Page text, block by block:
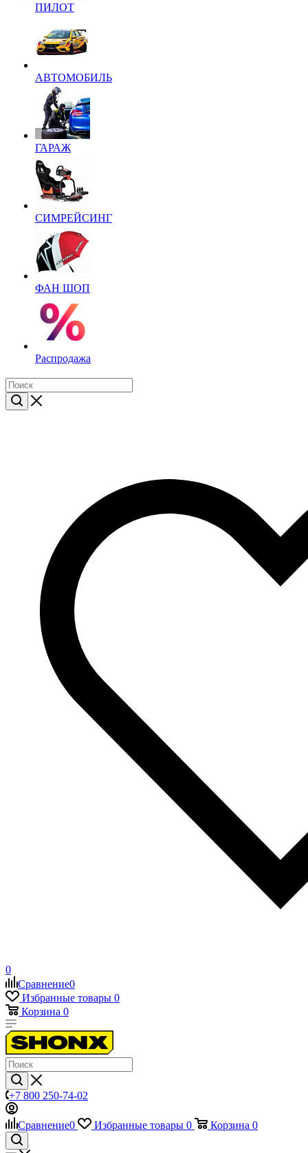
ПИЛОТ
АВТОМОБИЛЬ
ГАРАЖ
СИМРЕЙСИНГ
ФАН ШОП
Распродажа
0
Сравнение0
Избранные товары 0
Корзина 0
+7 800 250-74-02
Сравнение0 Избранные товары 0 Корзина 0